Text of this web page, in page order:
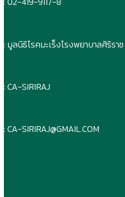
: มูลนิธิโรคมะเร็งโรงพยาบาลศิริราช
: CA-SIRIRAJ
: CA-SIRIRAJ@GMAIL.COM